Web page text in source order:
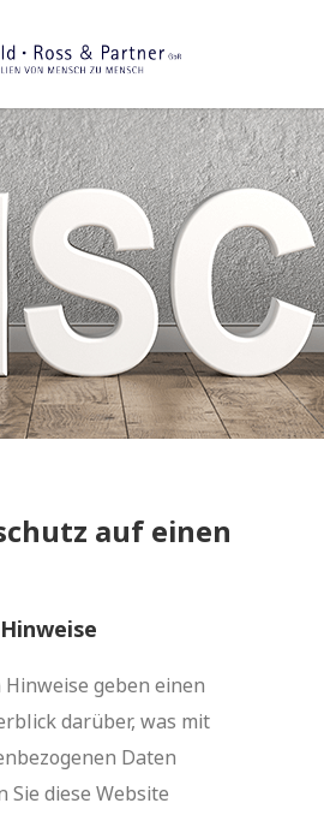
auf einen
geben einen
darüber, was mit
Daten
Sie diese Website